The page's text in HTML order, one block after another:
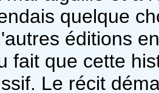
quelque
éditions
fait que cette
Le récit